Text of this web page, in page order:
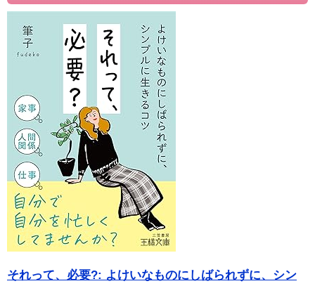
それって、必要?: よけいなものにしばられずに、シン